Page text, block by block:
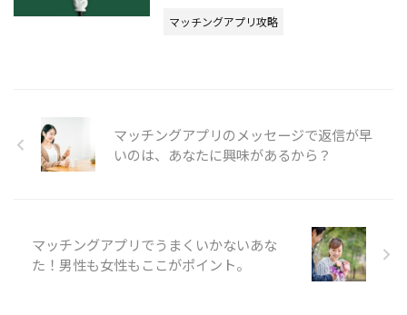
マッチングアプリ攻略
マッチングアプリのメッセージで返信が早
いのは、あなたに興味があるから？
マッチングアプリでうまくいかないあな
た！男性も女性もここがポイント。